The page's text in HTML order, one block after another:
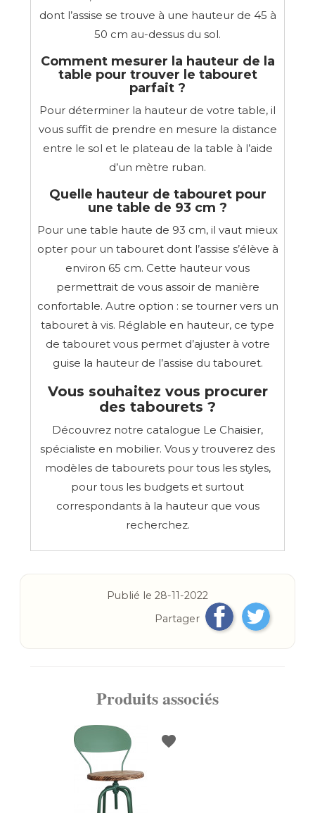
dont l’assise se trouve à une hauteur de 45 à
50 cm au-dessus du sol.
Comment mesurer la hauteur de la
table pour trouver le tabouret
parfait ?
Pour déterminer la hauteur de votre table, il
vous suffit de prendre en mesure la distance
entre le sol et le plateau de la table à l’aide
d’un mètre ruban.
Quelle hauteur de tabouret pour
une table de 93 cm ?
Pour une table haute de 93 cm, il vaut mieux
opter pour un tabouret dont l’assise s’élève à
environ 65 cm. Cette hauteur vous
permettrait de vous assoir de manière
confortable. Autre option : se tourner vers un
tabouret à vis. Réglable en hauteur, ce type
de tabouret vous permet d’ajuster à votre
guise la hauteur de l’assise du tabouret.
Vous souhaitez vous procurer
des tabourets ?
Découvrez notre catalogue Le Chaisier,
spécialiste en mobilier. Vous y trouverez des
modèles de tabourets pour tous les styles,
pour tous les budgets et surtout
correspondants à la hauteur que vous
recherchez.
Publié le 28-11-2022
Partager
Produits associés
favorite